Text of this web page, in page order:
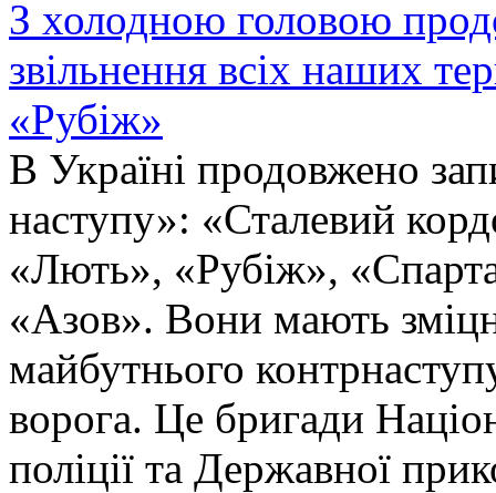
З холодною головою
звільнення всіх наших
«Рубіж»
В Україні продовжено
наступу»: «Сталевий
«Лють», «Рубіж»,
«Азов». Вони мають
майбутнього
ворога. Це бригади
поліції та Державної